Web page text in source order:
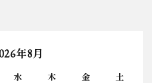
年8月
水 木 金
土